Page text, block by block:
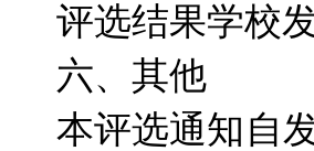
评选结果学校
六、其他
本评选通知自